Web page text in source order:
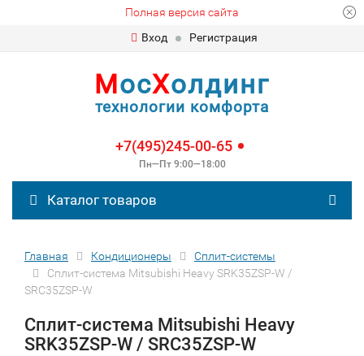
Полная версия сайта
Вход
Регистрация
МосХолдинг
технологии комфорта
+7(495)245-00-65
Пн—Пт 9:00—18:00
Каталог товаров
Главная Кондиционеры
Сплит-сиcтемы
Сплит-система Mitsubishi Heavy SRK35ZSP-W /
SRC35ZSP-W
Сплит-система Mitsubishi Heavy
SRK35ZSP-W / SRC35ZSP-W